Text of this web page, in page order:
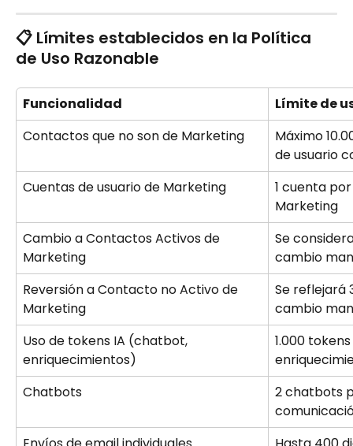
📋 Límites establecidos en la Política
de Uso Razonable
Funcionalidad
Límite de
Contactos que no son de Marketing
Máximo
de usuario
Cuentas de usuario de Marketing
1 cuenta
Marketing
Cambio a Contactos Activos de
Marketing
Se
cambio
Reversión a Contacto no Activo de
Marketing
Se reflejará
cambio
Uso de tokens IA (chatbot,
enriquecimientos)
1.000
Chatbots
2 chatbots